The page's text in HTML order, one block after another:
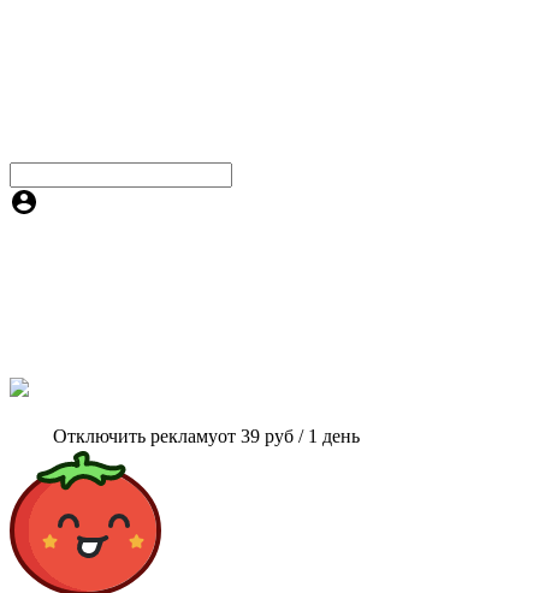
Отключить рекламуот 39 руб / 1 день